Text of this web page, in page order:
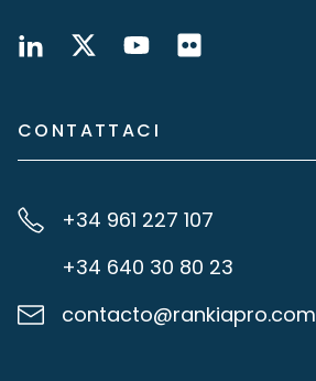
CONTATTACI
+34 961 227 107
+34 640 30 80 23
contacto@rankiapro.com